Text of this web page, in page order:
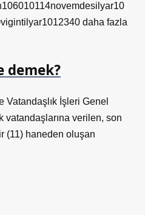
daha fazla
demek?
Vatandaşlık İşleri Genel
vatandaşlarına verilen, son
(11) haneden oluşan